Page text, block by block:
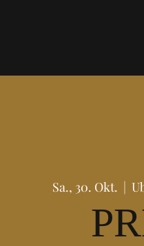
Sa., 30. Okt.
  |